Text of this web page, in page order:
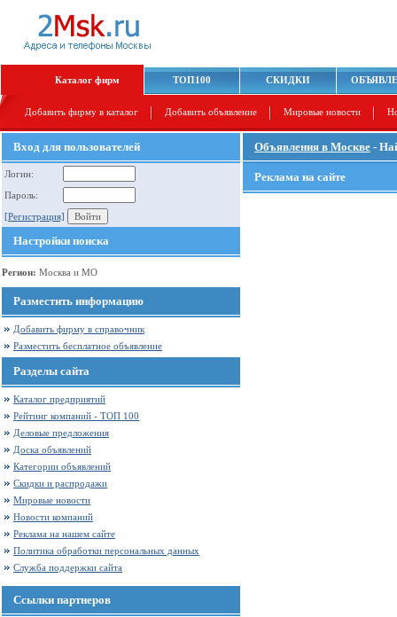
Каталог фирм ТОП100 СКИДКИ
Добавить фирму в каталог Добавить объявление Мировые новости
Вход для пользователей
Логин:
Пароль:
[Регистрация]
Настройки поиска
Регион: Москва и МО
Разместить информацию
Добавить фирму в справочник
Разместить бесплатное объявление
Разделы сайта
Каталог предприятий
Рейтинг компаний - ТОП 100
Деловые предложения
Доска объявлений
Категории объявлений
Скидки и распродажи
Мировые новости
Новости компаний
Реклама на нашем сайте
Политика обработки персональных данных
Служба поддержки сайта
Ссылки партнеров
Объявления в Москве -
Реклама на сайте